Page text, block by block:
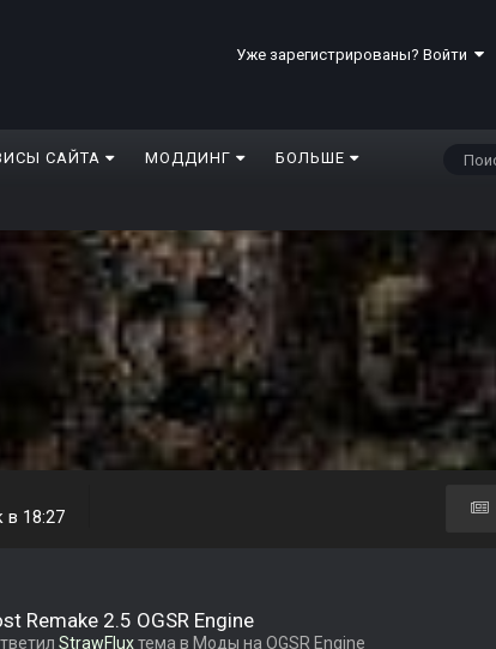
Уже зарегистрированы? Войти
САЙТА МОДДИНГ БОЛЬШЕ
в 18:27
Remake 2.5 OGSR Engine
StrawFluxтема в Моды на OGSR Engine